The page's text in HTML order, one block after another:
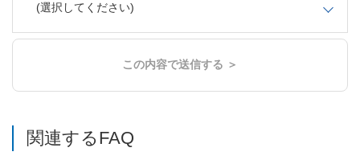
(選択してください)
この内容で送信する ＞
関連するFAQ